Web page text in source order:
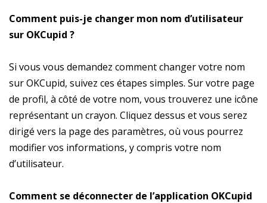
Comment puis-je changer mon nom d’utilisateur
sur OKCupid ?
Si vous vous demandez comment changer votre nom
sur OKCupid, suivez ces étapes simples. Sur votre page
de profil, à côté de votre nom, vous trouverez une icône
représentant un crayon. Cliquez dessus et vous serez
dirigé vers la page des paramètres, où vous pourrez
modifier vos informations, y compris votre nom
d’utilisateur.
Comment se déconnecter de l’application OKCupid